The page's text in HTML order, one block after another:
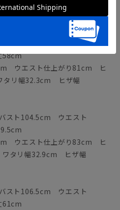
タリ幅31.7cm ヒザ幅
スト102.5cm ウエスト
ウエスト仕上がり81cm ヒ
リ幅32.3cm ヒザ幅
スト104.5cm ウエスト
ウエスト仕上がり83cm ヒ
タリ幅32.9cm ヒザ幅
スト106.5cm ウエスト